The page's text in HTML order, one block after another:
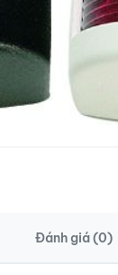
Đánh giá (0)